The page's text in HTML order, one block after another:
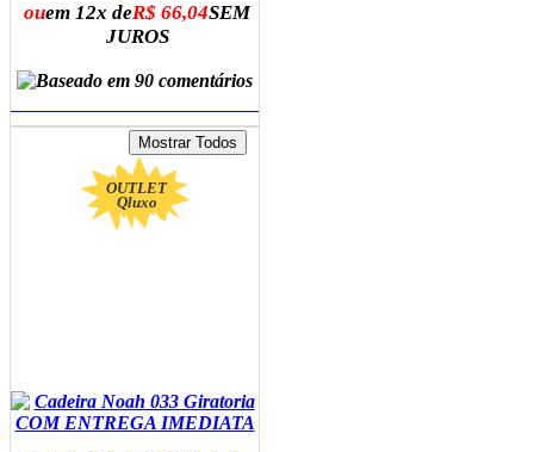
ouem 12x deR$ 66,04SEM
JUROS
OUTLET
Qluxo